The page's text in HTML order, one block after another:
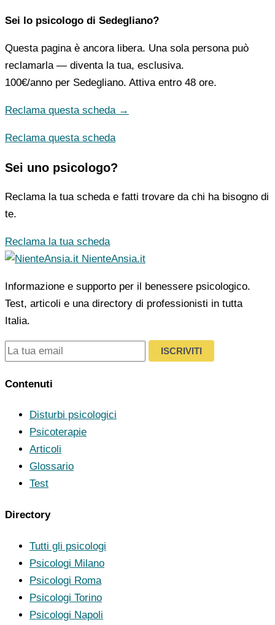
Sei lo psicologo di Sedegliano?
Questa pagina è ancora libera. Una sola persona può
reclamarla — diventa la tua, esclusiva.
100€/anno per Sedegliano. Attiva entro 48 ore.
Reclama questa scheda →
Reclama questa scheda
Sei uno psicologo?
Reclama la tua scheda e fatti trovare da chi ha bisogno di
te.
Reclama la tua scheda
NienteAnsia.it
Informazione e supporto per il benessere psicologico.
Test, articoli e una directory di professionisti in tutta
Italia.
ISCRIVITI
Contenuti
Disturbi psicologici
Psicoterapie
Articoli
Glossario
Test
Directory
Tutti gli psicologi
Psicologi Milano
Psicologi Roma
Psicologi Torino
Psicologi Napoli